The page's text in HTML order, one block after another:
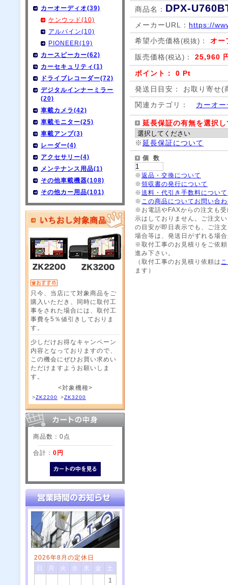
カーオーディオ(39)
ケンウッド(10)
アルパイン(10)
PIONEER(19)
カースピーカー(62)
カーセキュリティ(1)
ドライブレコーダー(72)
デジタルインナーミラー
(20)
車載カメラ(42)
車載モニター(25)
車載アンプ(3)
レーダー(4)
アクセサリー(4)
メンテナンス用品(1)
その他車載機器(108)
その他カー用品(101)
只今、当店にて対象商品をご
購入いただき、同時に取付工
事をされた場合には、取付工
事費を5％値引きしておりま
す。
少しだけお得なキャンペーン
内容となっておりますので、
この機会にぜひお買い求めい
ただけますようお願いしま
す。
<対象機種>
>ZK2200 >ZK3200
商品数：0点
合計： 0円
2026年8月の定休日
日
月 火 水 木 金
土
1
商品名： DPX-
メーカーURL： https://
希望小売価格(税抜) ： オー
販売価格(税込) ： 25,960
ポイント： 0 Pt
発送日目安： お取り寄せ(
関連カテゴリ：
カーオ
延長保証の有無を選択
※延長保証について
個 数
※返品・交換について
※領収書の発行について
※送料・代引き手数料について
※ この商品についてお問い合
※お電話やFAXからの注文も
示はしておりません。ご注文
の目安が即日表示でも、ご注
場合等は、発送日がずれる場
※取付工事のお見積りをご依
進み下さい。
（取付工事のお見積り依頼は
ます）